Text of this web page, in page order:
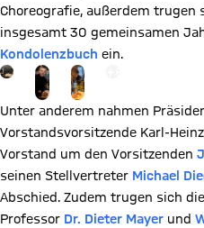
Choreografie, außerdem trugen
insgesamt 30 gemeinsamen
Kondolenzbuch ein.
Gehe zu Gallerie Seite: zur Galerie
Unter anderem nahmen
Vorstandsvorsitzende Karl-
Vorstand um den Vorsitzenden
seinen Stellvertreter Michael
Abschied. Zudem trugen sich
Professor Dr. Dieter Mayer und